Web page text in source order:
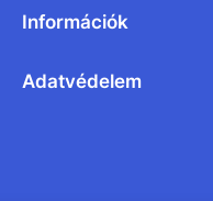
Információk
Adatvédelem